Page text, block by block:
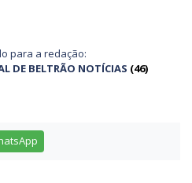
para a redação:
DE BELTRÃO NOTÍCIAS (46)